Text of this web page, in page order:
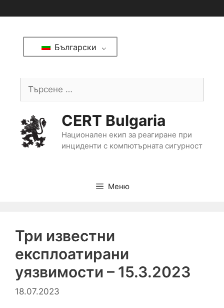
Български
CERT Bulgaria
Национален екип за реагиране при
инциденти с компютърната сигурност
Меню
Три известни
експлоатирани
уязвимости – 15.3.2023
18.07.2023